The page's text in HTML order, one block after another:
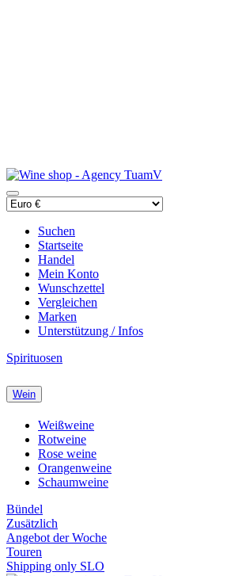
Suchen
Startseite
Handel
Mein Konto
Wunschzettel
Vergleichen
Marken
Unterstützung / Infos
Spirituosen
Wein
Weißweine
Rotweine
Rose weine
Orangenweine
Schaumweine
Bündel
Zusätzlich
Angebot der Woche
Touren
Shipping only SLO